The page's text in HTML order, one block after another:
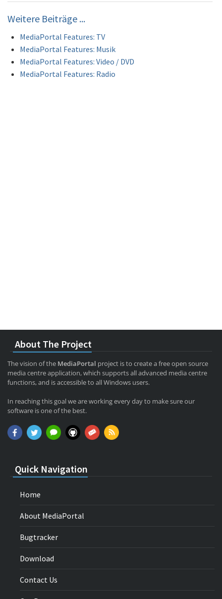
Weitere Beiträge ...
MediaPortal Features: TV
MediaPortal Features: Musik
MediaPortal Features: Video / DVD
MediaPortal Features: Radio
About The Project
The vision of the MediaPortal project is to create a free open source
media centre application, which supports all advanced media centre
functions, and is accessible to all Windows users.
In reaching this goal we are working every day to make sure our
software is one of the best.
Quick Navigation
Home
About MediaPortal
Bugtracker
Download
Contact Us